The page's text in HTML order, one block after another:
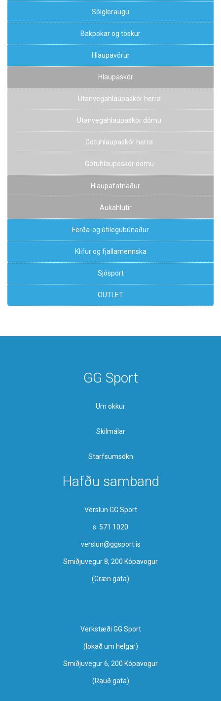
Sólgleraugu
Bakpokar og töskur
Hlaupavörur
Hlaupaskór
Utanvegahlaupaskór herra
Utanvegahlaupaskór dömu
Götuhlaupaskór herra
Götuhlaupaskór dömu
Hlaupafatnaður
Aukahlutir
Ferða-og útilegubúnaður
Klifur og fjallamennska
Sjósport
OUTLET
GG Sport
Um okkur
Skilmálar
Starfsumsókn
Hafðu samband
Verslun GG Sport
s. 571 1020
verslun@ggsport.is
Smiðjuvegur 8, 200 Kópavogur
(Græn gata)
Verkstæði GG Sport
​(lokað um helgar)
Smiðjuvegur 6, 200 Kópavogur
(Rauð gata)